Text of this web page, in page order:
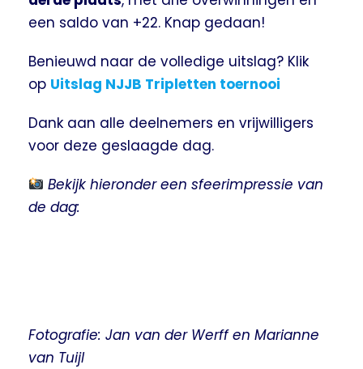
een saldo van +22. Knap gedaan!
Benieuwd naar de volledige uitslag? Klik
op Uitslag NJJB Tripletten toernooi
Dank aan alle deelnemers en vrijwilligers
voor deze geslaagde dag.
Bekijk hieronder een sfeerimpressie van
de dag:
Fotografie: Jan van der Werff en Marianne
van Tuijl